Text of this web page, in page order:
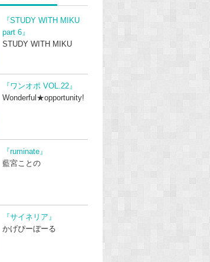
『STUDY WITH MIKU
part 6』
STUDY WITH MIKU
『ワンオポ VOL.22』
Wonderful★opportunity!
『ruminate』
藍宮ことの
『サイネリア』
かげぴーぼーる